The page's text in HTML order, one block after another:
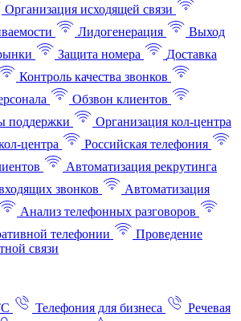
Организация исходящей связи
Лидогенерация
Выход
Защита номера
Доставка
Контроль качества звонков
Обзвон клиентов
поддержки
Организация кол-центра
центра
Российская телефония
Автоматизация рекрутинга
звонков
Автоматизация
Анализ телефонных разговоров
телефонии
Проведение
связи
Телефония для бизнеса
Речевая